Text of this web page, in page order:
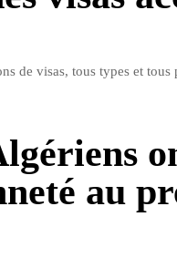
de visas, tous types et tous
au